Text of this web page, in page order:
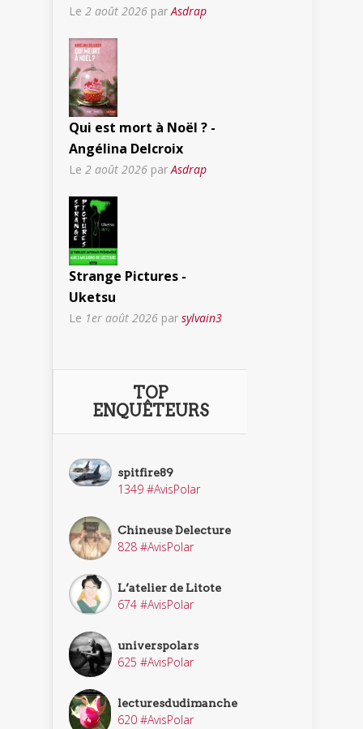
Le 2 août 2026 parAsdrap
Qui est mort à Noël ? -
Angélina Delcroix
Le 2 août 2026 par Asdrap
Strange Pictures -
Uketsu
Le 1er août 2026 par sylvain3
TOP
ENQUÊTEURS
spitfire89
1349 #AvisPolar
Chineuse Delecture
828 #AvisPolar
L’atelier de Litote
674 #AvisPolar
universpolars
625 #AvisPolar
lecturesdudimanche
620 #AvisPolar